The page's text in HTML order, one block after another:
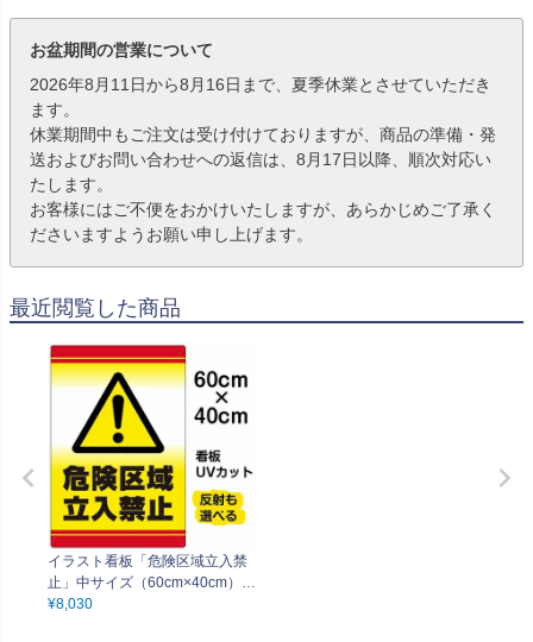
お盆期間の営業について
2026年8月11日から8月16日まで、夏季休業とさせていただき
ます。
休業期間中もご注文は受け付けておりますが、商品の準備・発
送およびお問い合わせへの返信は、8月17日以降、順次対応い
たします。
お客様にはご不便をおかけいたしますが、あらかじめご了承く
ださいますようお願い申し上げます。
最近閲覧した商品
イラスト看板「危険区域立入禁
止」中サイズ（60cm×40cm）
取付穴6ヶ所あり 表示板
¥8,030